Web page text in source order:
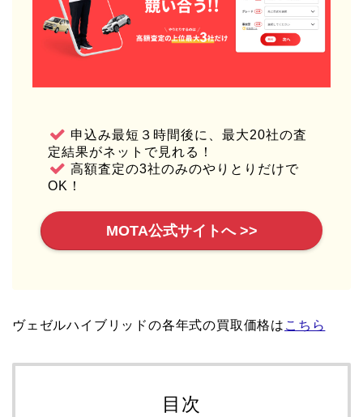
申込み最短３時間後に、最大20社の査
定結果がネットで見れる！
高額査定の3社のみのやりとりだけで
OK！
MOTA公式サイトへ >>
ヴェゼルハイブリッドの各年式の買取価格は こちら
目次